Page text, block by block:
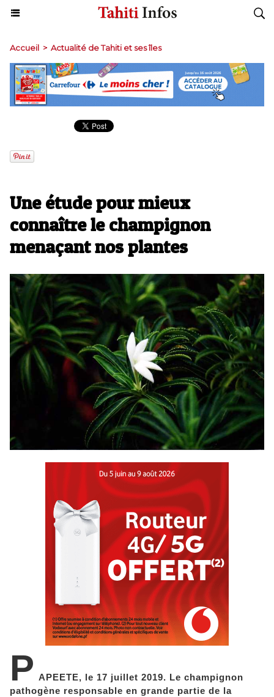
Accueil > Actualité de Tahiti et ses îles
Une étude pour mieux
connaître le champignon
menaçant nos plantes
P APEETE, le 17 juillet 2019. Le champignon
pathogène responsable en grande partie de la